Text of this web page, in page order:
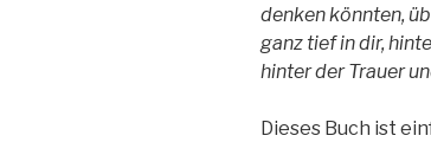
denken könnten,
ganz tief in dir,
hinter der Trauer
Dieses Buch ist